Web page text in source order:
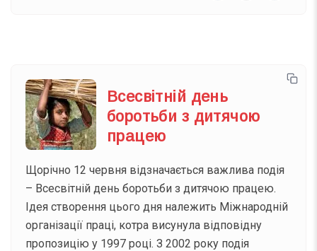
Всесвітній день
боротьби з дитячою
працею
Щорічно 12 червня відзначається важлива подія
– Всесвітній день боротьби з дитячою працею.
Ідея створення цього дня належить Міжнародній
організації праці, котра висунула відповідну
пропозицію у 1997 році. З 2002 року подія